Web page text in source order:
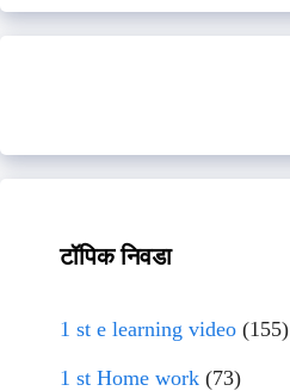
टॉपिक निवडा
1 st e learning video (155)
1 st Home work (73)